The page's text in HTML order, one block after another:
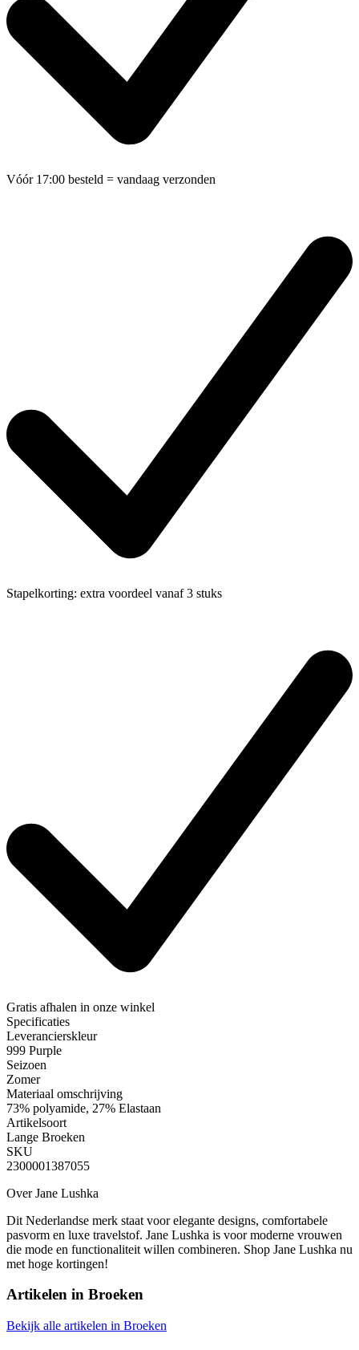
Vóór 17:00 besteld = vandaag verzonden
Stapelkorting: extra voordeel vanaf 3 stuks
Gratis afhalen in onze winkel
Specificaties
Leverancierskleur
999 Purple
Seizoen
Zomer
Materiaal omschrijving
73% polyamide, 27% Elastaan
Artikelsoort
Lange Broeken
SKU
2300001387055
Over Jane Lushka
Dit Nederlandse merk staat voor elegante designs, comfortabele
pasvorm en luxe travelstof. Jane Lushka is voor moderne vrouwen
die mode en functionaliteit willen combineren. Shop Jane Lushka nu
met hoge kortingen!
Artikelen in Broeken
Bekijk alle artikelen in Broeken